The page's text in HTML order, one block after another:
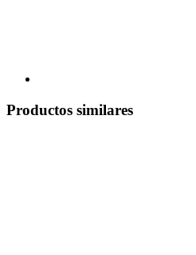
Productos similares